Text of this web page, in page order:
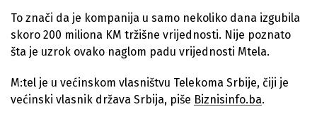
To znači da je kompanija u samo nekoliko dana izgubila
skoro 200 miliona KM tržišne vrijednosti. Nije poznato
šta je uzrok ovako naglom padu vrijednosti Mtela.
M:tel je u većinskom vlasništvu Telekoma Srbije, čiji je
većinski vlasnik država Srbija, piše Biznisinfo.ba.